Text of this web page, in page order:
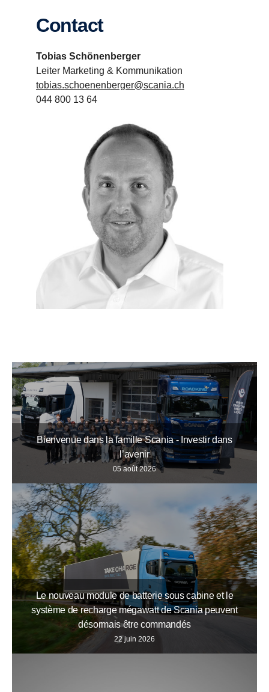
Contact
Tobias Schönenberger
Leiter Marketing & Kommunikation
tobias.schoenenberger@scania.ch
044 800 13 64
Bienvenue dans la famille Scania - Investir dans
l’avenir
05 août 2026
Le nouveau module de batterie sous cabine et le
système de recharge mégawatt de Scania peuvent
désormais être commandés
22 juin 2026